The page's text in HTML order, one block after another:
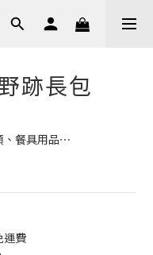
跡長包
、餐具用品⋯
運費